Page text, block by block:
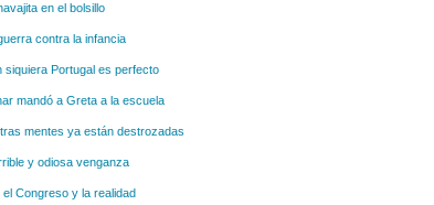
en el bolsillo
contra la infancia
siquiera Portugal es perfecto
mandó a Greta a la escuela
mentes ya están destrozadas
y odiosa venganza
el Congreso y la realidad